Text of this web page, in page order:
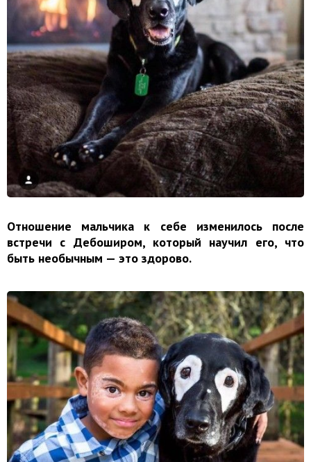
Отношение мальчика к себе изменилось после
встречи с Дебоширом, который научил его, что
быть необычным — это здорово.